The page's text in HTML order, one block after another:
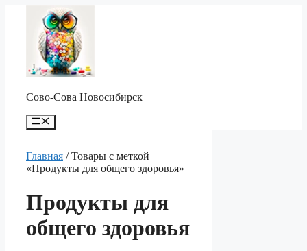
содержимому
Сово-Сова Новосибирск
Меню
Главная / Товары с меткой
«Продукты для общего здоровья»
Продукты для
общего здоровья